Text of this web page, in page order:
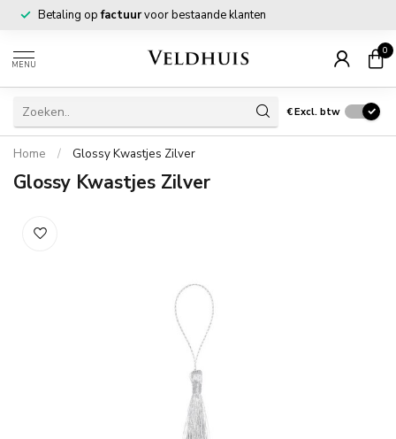
Betaling opfactuurvoor bestaande klanten
MENU
0
€Excl. btw
Home / Glossy Kwastjes Zilver
Glossy Kwastjes Zilver